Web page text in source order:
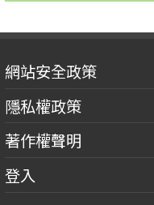
網站安全政策
隱私權政策
著作權聲明
登入